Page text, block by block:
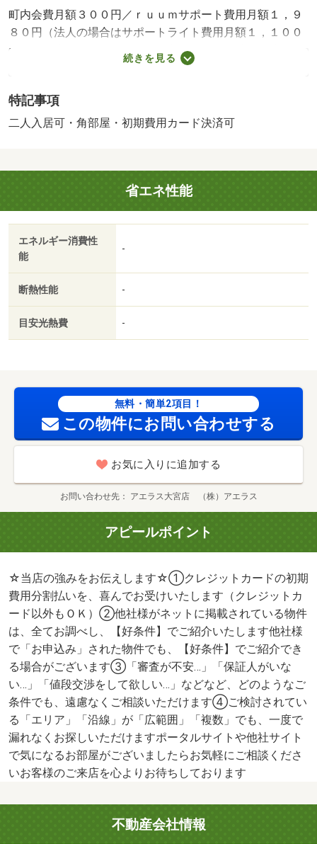
町内会費月額３００円／ｒｕｕｍサポート費用月額１，９
８０円（法人の場合はサポートライト費用月額１，１００
円）／浄水器カートリッジ代借主負担（使用時）／駐輪場
代借主負担（使用時）／駐車場代月額６６００円（使用
ト可は２．５万、２．５％）・鍵交換代：あり３，３００
円～・オンラインで申込から契約手続き、ＬＩＮＥでのご
頭、オンライン等）で物件をご提案いたします・駐輪場：
有/室内清掃費用 60000円
続きを見る
特記事項
二人入居可・角部屋・初期費用カード決済可
省エネ性能
エネルギー消費性
能
-
断熱性能 -
目安光熱費 -
無料・簡単2項目！
この物件にお問い合わせする
お気に入りに追加する
お問い合わせ先 アエラス大宮店 （株）アエラス
アピールポイント
☆当店の強みをお伝えします☆①クレジットカードの初期
費用分割払いを、喜んでお受けいたします（クレジットカ
ード以外もＯＫ）②他社様がネットに掲載されている物件
は、全てお調べし、【好条件】でご紹介いたします他社様
で「お申込み」された物件でも、【好条件】でご紹介でき
る場合がございます③「審査が不安…」「保証人がいな
い…」「値段交渉をして欲しい…」などなど、どのようなご
条件でも、遠慮なくご相談いただけます④ご検討されてい
る「エリア」「沿線」が「広範囲」「複数」でも、一度で
漏れなくお探しいただけますポータルサイトや他社サイト
で気になるお部屋がございましたらお気軽にご相談くださ
いお客様のご来店を心よりお待ちしております
不動産会社情報